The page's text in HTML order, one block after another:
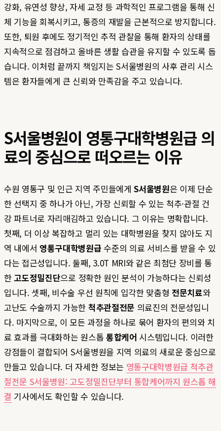
강화, 유연성 향상, 자세 교정 등 과학적인 프로그램을 통해 신
체 기능을 회복시키고, 통증의 재발을 근본적으로 방지합니다.
또한, 퇴원 후에도 정기적인 추적 관찰을 통해 환자의 상태를
지속적으로 점검하고 올바른 생활 습관을 유지할 수 있도록 돕
습니다. 이처럼 끝까지 책임지는 S서울병원의 사후 관리 시스
템은 환자들에게 큰 신뢰와 만족감을 주고 있습니다.
S서울병원이 영통구대학병원급 의
료의 중심으로 떠오르는 이유
수원 영통구 및 인근 지역 주민들에게S서울병원은 이제 단순
한 선택지 중 하나가 아닌, 가장 신뢰할 수 있는 척추·관절 건
강 파트너로 자리매김하고 있습니다. 그 이유는 명확합니다.
첫째, 더 이상 복잡하고 멀리 있는 대학병원을 찾지 않아도 지
역 내에서 영통구대학병원급 수준의 의료 서비스를 받을 수 있
다는 접근성입니다. 둘째, 3.0T MRI와 같은 최첨단 장비를 통
한고도정밀진단으로 정확한 원인 분석이 가능하다는 신뢰성
입니다. 셋째, 비수술 우선 원칙에 입각한 맞춤형전문치료와
고난도 수술까지 가능한 척추관절전문 의료진의 전문성입니
다. 마지막으로, 이 모든 과정을 하나로 묶어 환자의 편의와 치
료 효과를 극대화하는 원스톱 통합케어 시스템입니다. 이러한
강점들이 결합되어 S서울병원을 지역 의료의 새로운 중심으로
만들고 있습니다. 더 자세한 정보는 영통구대학병원급 척추관
절전문 S서울병원: 고도정밀진단부터 통합케어까지 원스톱 해
결 기사에서도 확인할 수 있습니다.